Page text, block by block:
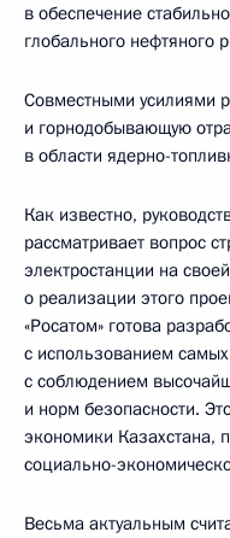
в обеспечение
глобального нефтяного
Совместными усилиями
и горнодобывающую
в области ядерно-
Как известно,
рассматривает вопрос
электростанции на
о реализации этого
«Росатом» готова
с использованием
с соблюдением
и норм безопасности.
экономики Казахстана,
социально-
Весьма актуальным